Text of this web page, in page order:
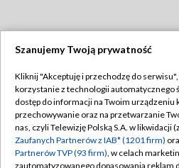
TVP
Abonament TVP
Emisja w TVP
Centrum informacji TVP
Polityka
Moje
Szanujemy Twoją prywatność
Kliknij "Akceptuję i przechodzę do serwisu",
korzystanie z technologii automatycznego
dostęp do informacji na Twoim urządzeniu
przechowywanie oraz na przetwarzanie
nas, czyli Telewizję Polską S.A. w likwidacji
Zaufanych Partnerów z IAB* (1201 firm)
Partnerów TVP (93 firm), w celach
zautomatyzowanego dopasowania reklam